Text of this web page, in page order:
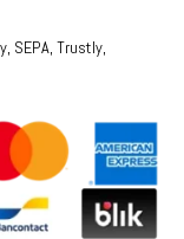
SEPA, Trustly,